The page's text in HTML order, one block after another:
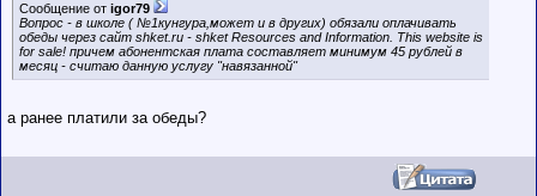
Сообщение от igor79
Вопрос - в школе ( №1кунгура,может и в других) обязали оплачивать
обеды через сайт shket.ru - shket Resources and Information. This website is
for sale! причем абонентская плата составляет минимум 45 рублей в
месяц - считаю данную услугу "навязанной"
а ранее платили за обеды?